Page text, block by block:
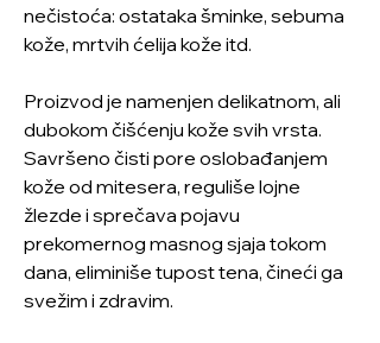
nečistoća: ostataka šminke, sebuma
kože, mrtvih ćelija kože itd.
Proizvod je namenjen delikatnom, ali
dubokom čišćenju kože svih vrsta.
Savršeno čisti pore oslobađanjem
kože od mitesera, reguliše lojne
žlezde i sprečava pojavu
prekomernog masnog sjaja tokom
dana, eliminiše tupost tena, čineći ga
svežim i zdravim.